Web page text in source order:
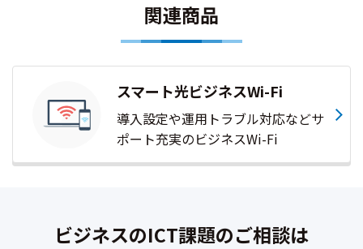
関連商品
スマート光ビジネスWi-Fi
導入設定や運用トラブル対応などサ
ポート充実のビジネスWi-Fi
ビジネスのICT課題のご相談は